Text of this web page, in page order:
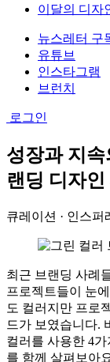
이달의 디자
뉴스레터 구
유튜브
인스타그램
브런치
로그인
성장과 지
랜딩 디자인
큐레이션 · 인스퍼
최근 브랜딩 사례
프로젝트들이 눈
도 컬러지만 프로
드가 보였습니다.
컬러를 사용한 4
를 함께 살펴보아